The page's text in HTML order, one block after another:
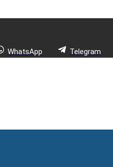
WhatsApp Telegram